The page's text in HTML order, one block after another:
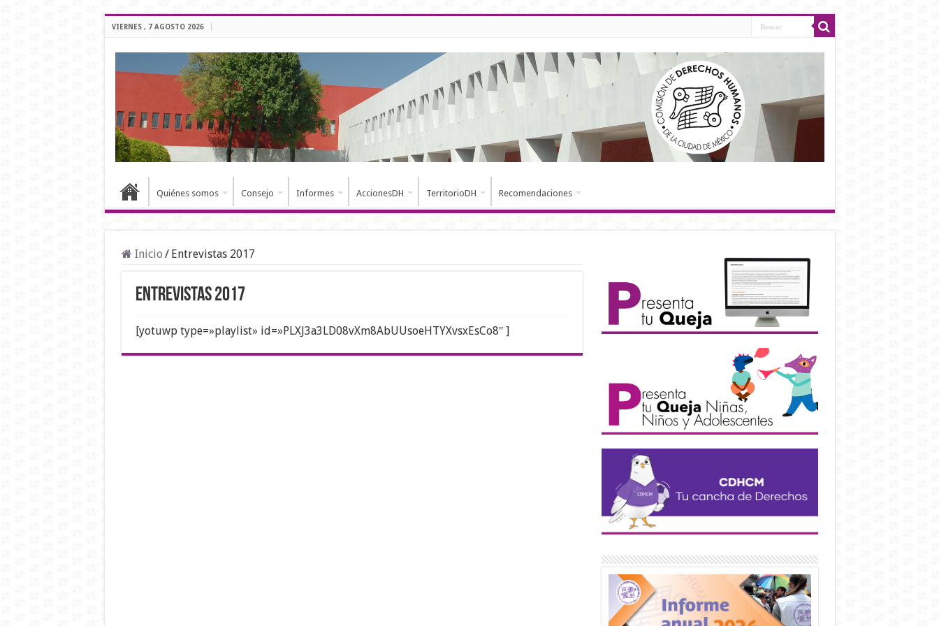
VIERNES , 7 AGOSTO 2026
Quiénes somos Consejo Informes AccionesDH TerritorioDH Recomendaciones
Inicio / Entrevistas 2017
Entrevistas 2017
[yotuwp type=»playlist» id=»PLXJ3a3LD08vXm8AbUUsoeHTYXvsxEsCo8″ ]